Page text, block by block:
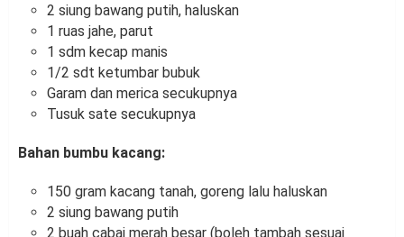
2 siung bawang putih, haluskan
1 ruas jahe, parut
1 sdm kecap manis
1/2 sdt ketumbar bubuk
Garam dan merica secukupnya
Tusuk sate secukupnya
Bahan bumbu kacang:
150 gram kacang tanah, goreng lalu haluskan
2 siung bawang putih
2 buah cabai merah besar (boleh tambah sesuai